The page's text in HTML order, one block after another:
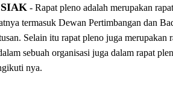
- Rapat pleno adalah merupakan
termasuk Dewan Pertimbangan dan
Selain itu rapat pleno juga merupakan
sebuah organisasi juga dalam rapat
nya.